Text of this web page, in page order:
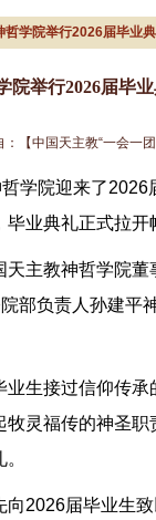
哲学院举行2026届毕业
院举行2026届毕
【中国天主教“一会一
学院迎来了2026
毕业典礼正式拉开
主教神哲学院
部负责人孙建
生接过信仰传
灵福传的神圣
向2026届毕业生